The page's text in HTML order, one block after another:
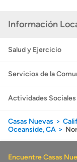
and much more.
Información
Salud y Ejercicio
Servicios de la
Actividades Sociales
Casas Nuevas
Oceanside, CA
Encuentre Casas